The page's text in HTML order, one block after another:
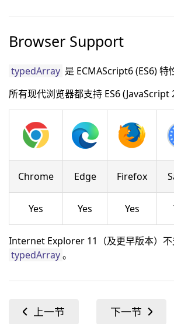
Browser Support
typedArray 是 ECMAScript6 (ES6) 特
所有现代浏览器都支持 ES6 (JavaScript
Chrome Edge Firefox
Yes Yes Yes
Internet Explorer 11（及更早版本）
typedArray。